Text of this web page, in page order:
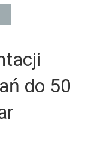
do 50